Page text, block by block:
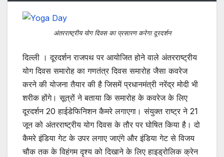
अंतरराष्ट्रीय योग दिवस का प्रसारण करेगा दूरदर्शन
दिल्ली । दूरदर्शन राजपथ पर आयोजित होने वाले अंतरराष्ट्रीय
योग दिवस समारोह का गणतंत्र दिवस समारोह जैसा कवरेज
करने की योजना तैयार की है जिसमें प्रधानमंत्री नरेंद्र मोदी भी
शरीक होंगे। सूत्रों ने बताया कि समारोह के कवरेज के लिए
दूरदर्शन 20 हाईडेफिनिशन कैमरे लगाएगा। संयुक्त राष्ट्र ने 21
जून को अंतरराष्ट्रीय योग दिवस के तौर पर घोषित किया है। दो
कैमरे इंडिया गेट के उपर लगाए जाएंगे और इंडिया गेट से विजय
चौक तक के विहंगम दृश्य को दिखाने के लिए हाइड्रोलिक क्रेन